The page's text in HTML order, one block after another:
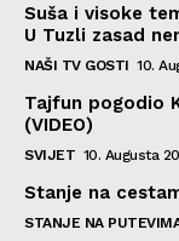
Suša i visoke
U Tuzli zasad
NAŠI TV GOSTI 10.
Tajfun pogodio
(VIDEO)
SVIJET 10. Augusta
Stanje na
STANJE NA